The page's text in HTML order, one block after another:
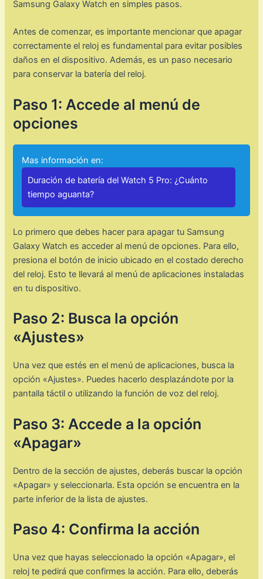
Samsung Galaxy Watch en simples pasos.
Antes de comenzar, es importante mencionar que apagar
correctamente el reloj es fundamental para evitar posibles
daños en el dispositivo. Además, es un paso necesario
para conservar la batería del reloj.
Paso 1: Accede al menú de
opciones
Mas información en:
Duración de batería del Watch 5 Pro: ¿Cuánto
tiempo aguanta?
Lo primero que debes hacer para apagar tu Samsung
Galaxy Watch es acceder al menú de opciones. Para ello,
presiona el botón de inicio ubicado en el costado derecho
del reloj. Esto te llevará al menú de aplicaciones instaladas
en tu dispositivo.
Paso 2: Busca la opción
«Ajustes»
Una vez que estés en el menú de aplicaciones, busca la
opción «Ajustes». Puedes hacerlo desplazándote por la
pantalla táctil o utilizando la función de voz del reloj.
Paso 3: Accede a la opción
«Apagar»
Dentro de la sección de ajustes, deberás buscar la opción
«Apagar» y seleccionarla. Esta opción se encuentra en la
parte inferior de la lista de ajustes.
Paso 4: Confirma la acción
Una vez que hayas seleccionado la opción «Apagar», el
reloj te pedirá que confirmes la acción. Para ello, deberás